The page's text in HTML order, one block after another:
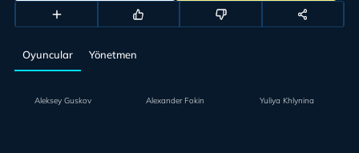
Oyuncular Yönetmen
Aleksey Guskov Alexander Fokin Yuliya Khlynina